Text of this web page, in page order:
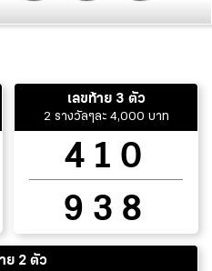
เลขท้าย 3 ตัว
2 รางวัลๆละ 4,000 บาท
410
938
ย 2 ตัว